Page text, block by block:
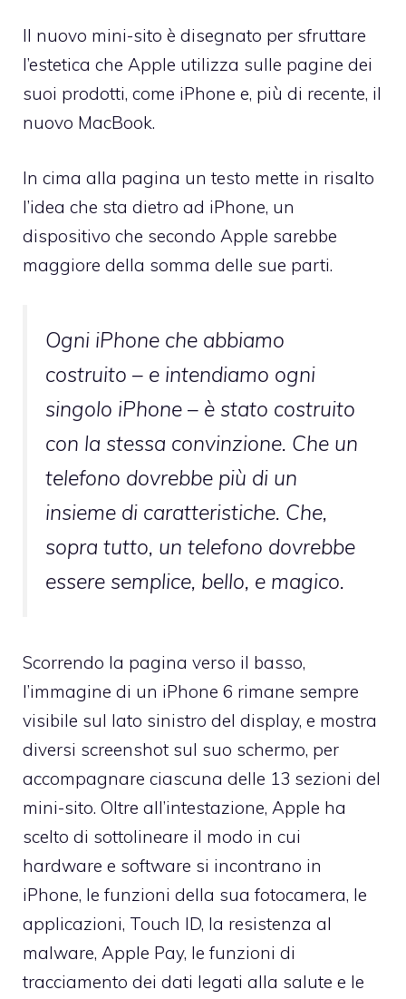
Il nuovo mini-sito è disegnato per sfruttare
l’estetica che Apple utilizza sulle pagine dei
suoi prodotti, come iPhone e, più di recente, il
nuovo MacBook.
In cima alla pagina un testo mette in risalto
l’idea che sta dietro ad iPhone, un
dispositivo che secondo Apple sarebbe
maggiore della somma delle sue parti.
Ogni iPhone che abbiamo
costruito – e intendiamo ogni
singolo iPhone – è stato costruito
con la stessa convinzione. Che un
telefono dovrebbe più di un
insieme di caratteristiche. Che,
sopra tutto, un telefono dovrebbe
essere semplice, bello, e magico.
Scorrendo la pagina verso il basso,
l’immagine di un iPhone 6 rimane sempre
visibile sul lato sinistro del display, e mostra
diversi screenshot sul suo schermo, per
accompagnare ciascuna delle 13 sezioni del
mini-sito. Oltre all’intestazione, Apple ha
scelto di sottolineare il modo in cui
hardware e software si incontrano in
iPhone, le funzioni della sua fotocamera, le
applicazioni, Touch ID, la resistenza al
malware, Apple Pay, le funzioni di
tracciamento dei dati legati alla salute e le